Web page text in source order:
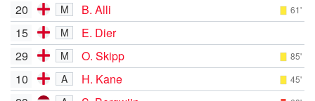
20
M B. Alli 61'
15 M
E. Dier
29
M O. Skipp 85'
10 A H. Kane 45'